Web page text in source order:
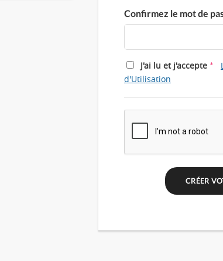
Confirmez le mot de
J'ai lu et j'accepte *
d'Utilisation